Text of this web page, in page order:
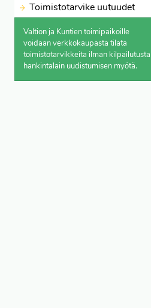
Toimistotarvike uutuudet
Valtion ja Kuntien toimipaikoille
voidaan verkkokaupasta tilata
toimistotarvikkeita ilman kilpailutusta
hankintalain uudistumisen myötä.